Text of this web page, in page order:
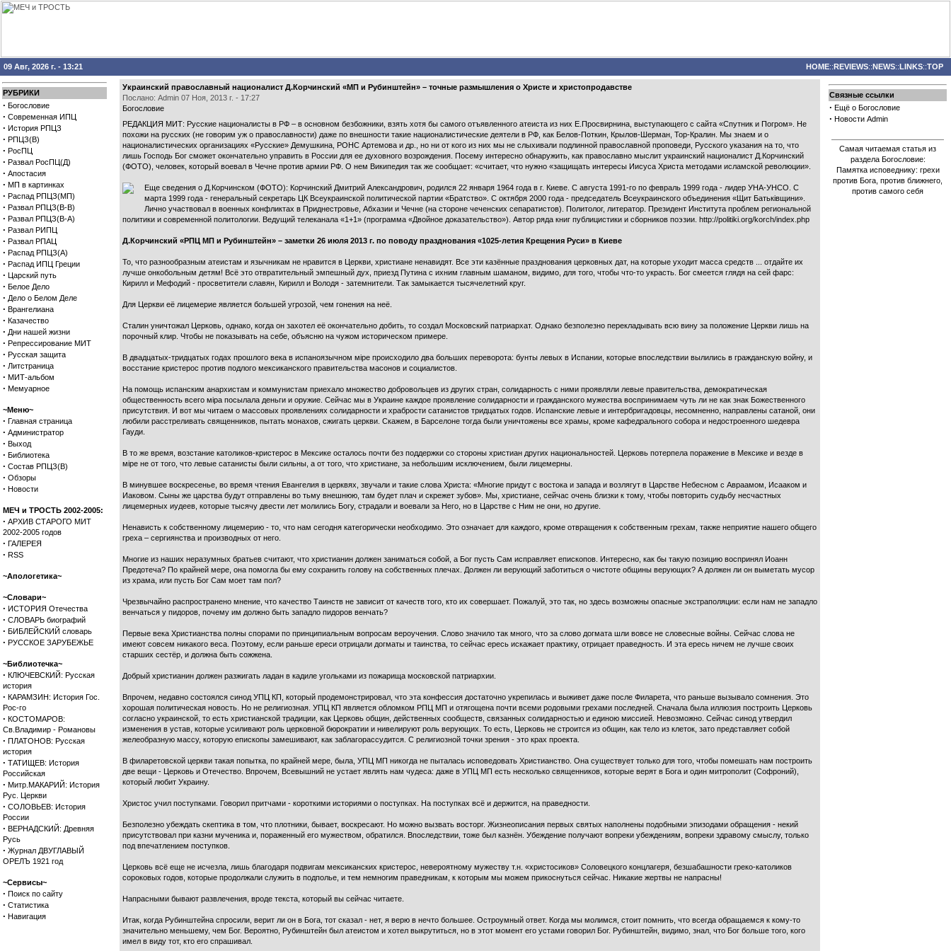
09 Авг, 2026 г. - 13:21 HOME::REVIEWS::NEWS::LINKS::TOP
РУБРИКИ
· Богословие
· Современная ИПЦ
· История РПЦЗ
· РПЦЗ(В)
· РосПЦ
· Развал РосПЦ(Д)
· Апостасия
· МП в картинках
· Распад РПЦЗ(МП)
· Развал РПЦЗ(В-В)
· Развал РПЦЗ(В-А)
· Развал РИПЦ
· Развал РПАЦ
· Распад РПЦЗ(А)
· Распад ИПЦ Греции
· Царский путь
· Белое Дело
· Дело о Белом Деле
· Врангелиана
· Казачество
· Дни нашей жизни
· Репрессирование МИТ
· Русская защита
· Литстраница
· МИТ-альбом
· Мемуарное
~Меню~
· Главная страница
· Администратор
· Выход
· Библиотека
· Состав РПЦЗ(В)
· Обзоры
· Новости
МЕЧ и ТРОСТЬ 2002-2005:
· АРХИВ СТАРОГО МИТ
2002-2005 годов
· ГАЛЕРЕЯ
· RSS
~Апологетика~
~Словари~
· ИСТОРИЯ Отечества
· СЛОВАРЬ биографий
· БИБЛЕЙСКИЙ словарь
· РУССКОЕ ЗАРУБЕЖЬЕ
~Библиотечка~
· КЛЮЧЕВСКИЙ: Русская
история
· КАРАМЗИН: История Гос.
Рос-го
· КОСТОМАРОВ:
Св.Владимир - Романовы
· ПЛАТОНОВ: Русская
история
· ТАТИЩЕВ: История
Российская
· Митр.МАКАРИЙ: История
Рус. Церкви
· СОЛОВЬЕВ: История
России
· ВЕРНАДСКИЙ: Древняя
Русь
· Журнал ДВУГЛАВЫЙ
ОРЕЛЪ 1921 год
~Сервисы~
· Поиск по сайту
· Статистика
· Навигация
Украинский православный националист Д.Корчинский «МП и Рубинштейн» – точные размышления о Христе и христопродавстве
Послано: Admin 07 Ноя, 2013 г. - 17:27
Богословие
РЕДАКЦИЯ МИТ: Русские националисты в РФ – в основном безбожники, взять хотя бы самого отъявленного атеиста из них Е.Просвирнина, выступающего с сайта «Спутник и Погром». Не
похожи на русских (не говорим уж о православности) даже по внешности такие националистические деятели в РФ, как Белов-Поткин, Крылов-Шерман, Тор-Кралин. Мы знаем и о
националистических организациях «Русские» Демушкина, РОНС Артемова и др., но ни от кого из них мы не слыхивали подлинной православной проповеди, Русского указания на то, что
лишь Господь Бог сможет окончательно управить в России для ее духовного возрождения. Посему интересно обнаружить, как православно мыслит украинский националист Д.Корчинский
(ФОТО), человек, который воевал в Чечне против армии РФ. О нем Википедия так же сообщает: «считает, что нужно «защищать интересы Иисуса Христа методами исламской революции».
Еще сведения о Д.Корчинском (ФОТО): Корчинский Дмитрий Александрович, родился 22 января 1964 года в г. Киеве. С августа 1991-го по февраль 1999 года - лидер УНА-УНСО. C
марта 1999 года - генеральный секретарь ЦК Всеукраинской политической партии «Братство». С октября 2000 года - председатель Всеукраинского объединения «Щит Батьківщини».
Лично участвовал в военных конфликтах в Приднестровье, Абхазии и Чечне (на стороне чеченских сепаратистов). Политолог, литератор. Президент Института проблем региональной
политики и современной политологии. Ведущий телеканала «1+1» (программа «Двойное доказательство»). Автор ряда книг публицистики и сборников поэзии. http://politiki.org/korch/index.php
Д.Корчинский «РПЦ МП и Рубинштейн» – заметки 26 июля 2013 г. по поводу празднования «1025-летия Крещения Руси» в Киеве
То, что разнообразным атеистам и язычникам не нравится в Церкви, христиане ненавидят. Все эти казённые празднования церковных дат, на которые уходит масса средств ... отдайте их
лучше онкобольным детям! Всё это отвратительный эмпешный дух, приезд Путина с ихним главным шаманом, видимо, для того, чтобы что-то украсть. Бог смеется глядя на сей фарс:
Кирилл и Мефодий - просветители славян, Кирилл и Володя - затемнители. Так замыкается тысячелетний круг.
Для Церкви её лицемерие является большей угрозой, чем гонения на неё.
Сталин уничтожал Церковь, однако, когда он захотел её окончательно добить, то создал Московский патриархат. Однако безполезно перекладывать всю вину за положение Церкви лишь на
порочный клир. Чтобы не показывать на себе, объясню на чужом историческом примере.
В двадцатых-тридцатых годах прошлого века в испаноязычном мiре происходило два больших переворота: бунты левых в Испании, которые впоследствии вылились в гражданскую войну, и
восстание кристерос против подлого мексиканского правительства масонов и социалистов.
На помощь испанским анархистам и коммунистам приехало множество добровольцев из других стран, солидарность с ними проявляли левые правительства, демократическая
общественность всего мiра посылала деньги и оружие. Сейчас мы в Украине каждое проявление солидарности и гражданского мужества воспринимаем чуть ли не как знак Божественного
присутствия. И вот мы читаем о массовых проявлениях солидарности и храбрости сатанистов тридцатых годов. Испанские левые и интербригадовцы, несомненно, направлены сатаной, они
любили расстреливать священников, пытать монахов, сжигать церкви. Скажем, в Барселоне тогда были уничтожены все храмы, кроме кафедрального собора и недостроенного шедевра
Гауди.
В то же время, возстание католиков-кристерос в Мексике осталось почти без поддержки со стороны христиан других национальностей. Церковь потерпела поражение в Мексике и везде в
мiре не от того, что левые сатанисты были сильны, а от того, что христиане, за небольшим исключением, были лицемерны.
В минувшее воскресенье, во время чтения Евангелия в церквях, звучали и такие слова Христа: «Многие придут с востока и запада и возлягут в Царстве Небесном с Авраамом, Исааком и
Иаковом. Сыны же царства будут отправлены во тьму внешнюю, там будет плач и скрежет зубов». Мы, христиане, сейчас очень близки к тому, чтобы повторить судьбу несчастных
лицемерных иудеев, которые тысячу двести лет молились Богу, страдали и воевали за Него, но в Царстве с Ним не они, но другие.
Ненависть к собственному лицемерию - то, что нам сегодня категорически необходимо. Это означает для каждого, кроме отвращения к собственным грехам, также неприятие нашего общего
греха – сергиянства и производных от него.
Многие из наших неразумных братьев считают, что христианин должен заниматься собой, а Бог пусть Сам исправляет епископов. Интересно, как бы такую ​​позицию воспринял Иоанн
Предотеча? По крайней мере, она помогла бы ему сохранить голову на собственных плечах. Должен ли верующий заботиться о чистоте общины верующих? А должен ли он выметать мусор
из храма, или пусть Бог Сам моет там пол?
Чрезвычайно распространено мнение, что качество Таинств не зависит от качеств того, кто их совершает. Пожалуй, это так, но здесь возможны опасные экстраполяции: если нам не западло
венчаться у пидоров, почему им должно быть западло пидоров венчать?
Первые века Христианства полны спорами по принципиальным вопросам вероучения. Слово значило так много, что за слово догмата шли вовсе не словесные войны. Сейчас слова не
имеют совсем никакого веса. Поэтому, если раньше ереси отрицали догматы и таинства, то сейчас ересь искажает практику, отрицает праведность. И эта ересь ничем не лучше своих
старших сестёр, и должна быть сожжена.
Добрый христианин должен разжигать ладан в кадиле угольками из пожарища московской патриархии.
Впрочем, недавно состоялся синод УПЦ КП, который продемонстрировал, что эта конфессия достаточно укрепилась и выживет даже после Филарета, что раньше вызывало сомнения. Это
хорошая политическая новость. Но не религиозная. УПЦ КП является обломком РПЦ МП и отягощена почти всеми родовыми грехами последней. Сначала была иллюзия построить Церковь
согласно украинской, то есть христианской традиции, как Церковь общин, действенных сообществ, связанных солидарностью и единою миссией. Невозможно. Сейчас синод утвердил
изменения в устав, которые усиливают роль церковной бюрократии и нивелируют роль верующих. То есть, Церковь не строится из общин, как тело из клеток, зато представляет собой
желеобразную массу, которую епископы замешивают, как заблагорассудится. С религиозной точки зрения - это крах проекта.
В филаретовской церкви такая попытка, по крайней мере, была, УПЦ МП никогда не пыталась исповедовать Христианство. Она существует только для того, чтобы помешать нам построить
две вещи - Церковь и Отечество. Впрочем, Всевышний не устает являть нам чудеса: даже в УПЦ МП есть несколько священников, которые верят в Бога и один митрополит (Софроний),
который любит Украину.
Христос учил поступками. Говорил притчами - короткими историями о поступках. На поступках всё и держится, на праведности.
Безполезно убеждать скептика в том, что плотники, бывает, воскресают. Но можно вызвать восторг. Жизнеописания первых святых наполнены подобными эпизодами обращения - некий
присутствовал при казни мученика и, пораженный его мужеством, обратился. Впоследствии, тоже был казнён. Убеждение получают вопреки убеждениям, вопреки здравому смыслу, только
под впечатлением поступков.
Церковь всё еще не исчезла, лишь благодаря подвигам мексиканских кристерос, невероятному мужеству т.н. «христосиков» Соловецкого концлагеря, безшабашности греко-католиков
сороковых годов, которые продолжали служить в подполье, и тем немногим праведникам, к которым мы можем прикоснуться сейчас. Никакие жертвы не напрасны!
Напрасными бывают развлечения, вроде текста, который вы сейчас читаете.
Итак, когда Рубинштейна спросили, верит ли он в Бога, тот сказал - нет, я верю в нечто большее. Остроумный ответ. Когда мы молимся, стоит помнить, что всегда обращаемся к кому-то
значительно меньшему, чем Бог. Вероятно, Рубинштейн был атеистом и хотел выкрутиться, но в этот момент его устами говорил Бог. Рубинштейн, видимо, знал, что Бог больше того, кого
имел в виду тот, кто его спрашивал.
Связные ссылки
· Ещё о Богословие
· Новости Admin
Самая читаемая статья из
раздела Богословие:
Памятка исповеднику: грехи
против Бога, против ближнего,
против самого себя